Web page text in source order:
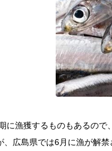
漁獲するものもあるの
広島県では6月に漁が解